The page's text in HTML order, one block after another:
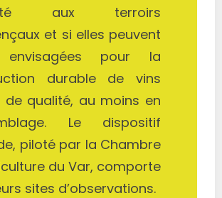
aux terroirs
et si elles peuvent
pour la
durable de vins
de qualité, au moins en
Le dispositif
piloté par la Chambre
du Var, comporte
sites d’observations.